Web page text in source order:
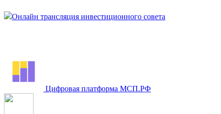
Онлайн трансляция инвестиционного совета
Цифровая платформа МСП.РФ